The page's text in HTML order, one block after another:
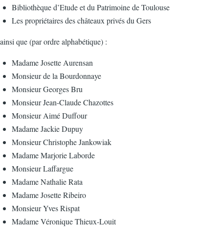
Bibliothèque d’Etude et du Patrimoine de Toulouse
Les propriétaires des châteaux privés du Gers
ainsi que (par ordre alphabétique) :
Madame Josette Aurensan
Monsieur de la Bourdonnaye
Monsieur Georges Bru
Monsieur Jean-Claude Chazottes
Monsieur Aimé Duffour
Madame Jackie Dupuy
Monsieur Christophe Jankowiak
Madame Marjorie Laborde
Monsieur Laffargue
Madame Nathalie Rata
Madame Josette Ribeiro
Monsieur Yves Rispat
Madame Véronique Thieux-Louit